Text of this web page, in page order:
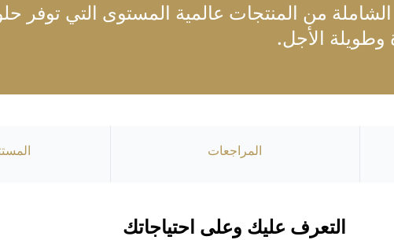
من المنتجات عالمية المستوى التي توفر
الأجل.
المراجعات
التعرف عليك وعلى احتياجاتك